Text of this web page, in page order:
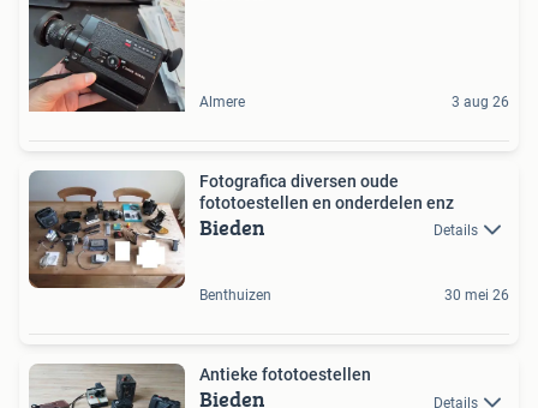
Almere 3 aug 26
Fotografica diversen oude
fototoestellen en onderdelen enz
Bieden Details
Benthuizen 30 mei 26
Antieke fototoestellen
Bieden Details